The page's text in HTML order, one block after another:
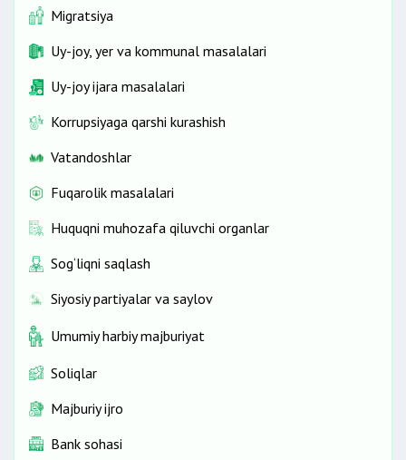
Migratsiya
Uy-joy, yer va kommunal masalalari
Uy-joy ijara masalalari
Korrupsiyaga qarshi kurashish
Vatandoshlar
Fuqarolik masalalari
Huquqni muhozafa qiluvchi organlar
Sog‘liqni saqlash
Siyosiy partiyalar va saylov
Umumiy harbiy majburiyat
Soliqlar
Majburiy ijro
Bank sohasi